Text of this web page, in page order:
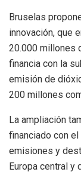
Bruselas
innovación, que
20.000 millones
financia con la
emisión de
200 millones
La ampliación
financiado con
emisiones y
Europa central y